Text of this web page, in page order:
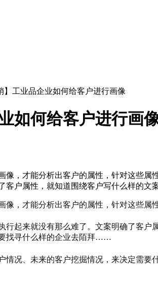
】工业品企业如何给客户进行画像
如何给客户进行画
像，才能分析出客户的属性，针对这些
客户属性，就知道围绕客户写什么样的
，才能分析出客户的属性，针对这些属
行起来就没有那么难了。文案明确了客
找寻什么样的企业去陌拜……
况、未来的客户挖掘情况，来决定需要